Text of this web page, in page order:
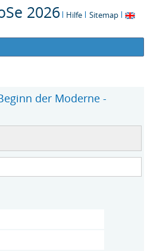
2026 Hilfe Sitemap
der Moderne -